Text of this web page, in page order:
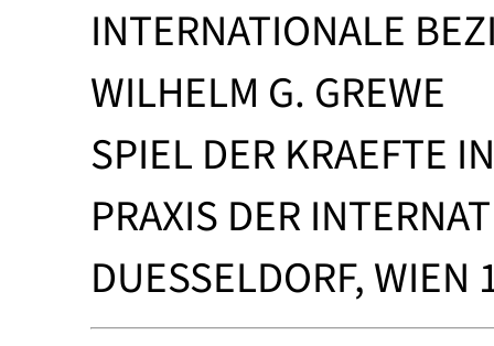
INTERNATIONALE
WILHELM G. GREWE
SPIEL DER KRAEFTE
PRAXIS DER
DUESSELDORF,